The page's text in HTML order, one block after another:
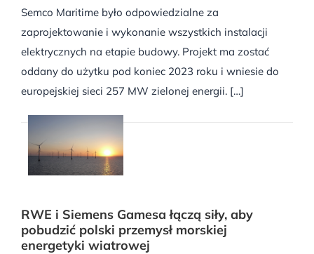
Semco Maritime było odpowiedzialne za
zaprojektowanie i wykonanie wszystkich instalacji
elektrycznych na etapie budowy. Projekt ma zostać
oddany do użytku pod koniec 2023 roku i wniesie do
europejskiej sieci 257 MW zielonej energii. […]
RWE i Siemens Gamesa łączą siły, aby
pobudzić polski przemysł morskiej
energetyki wiatrowej